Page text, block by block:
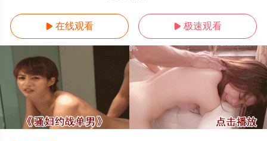
 在线观看  极速观看